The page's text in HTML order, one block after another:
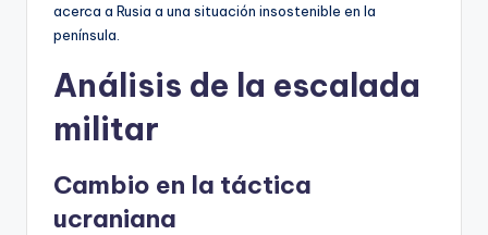
acerca a Rusia a una situación insostenible en la
península.
Análisis de la escalada
militar
Cambio en la táctica
ucraniana